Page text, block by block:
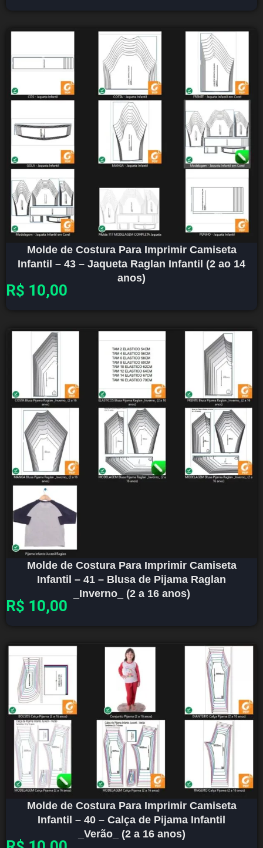
Molde de Costura Para Imprimir Camiseta
Infantil – 43 – Jaqueta Raglan Infantil (2 ao 14
anos)
R$ 10,00
Molde de Costura Para Imprimir Camiseta
Infantil – 41 – Blusa de Pijama Raglan
_Inverno_ (2 a 16 anos)
R$ 10,00
Molde de Costura Para Imprimir Camiseta
Infantil – 40 – Calça de Pijama Infantil
_Verão_ (2 a 16 anos)